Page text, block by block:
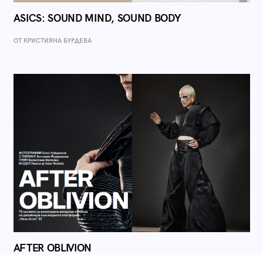
ASICS: SOUND MIND, SOUND BODY
ОТ КРИСТИЯНА БУРДЕВА
AFTER OBLIVION